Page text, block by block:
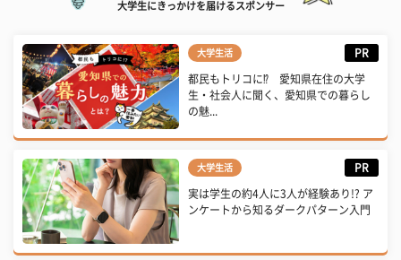
大学生にきっかけを届けるスポンサー
大学生活 PR
都民もトリコに⁉ 愛知県在住の大学
生・社会人に聞く、愛知県での暮らし
の魅...
大学生活 PR
実は学生の約4人に3人が経験あり!? ア
ンケートから知るダークパターン入門